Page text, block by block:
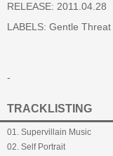
RELEASE: 2011.04.28
LABELS: Gentle Threat
-
TRACKLISTING
01. Supervillain Music
02. Self Portrait